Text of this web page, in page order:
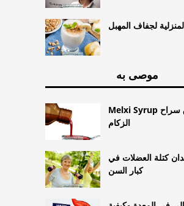
لجفاف المهبل
موصى به
Melxi Syrup لاطلاق سراح
الزكام
كتلة العضلات في
كبار السن